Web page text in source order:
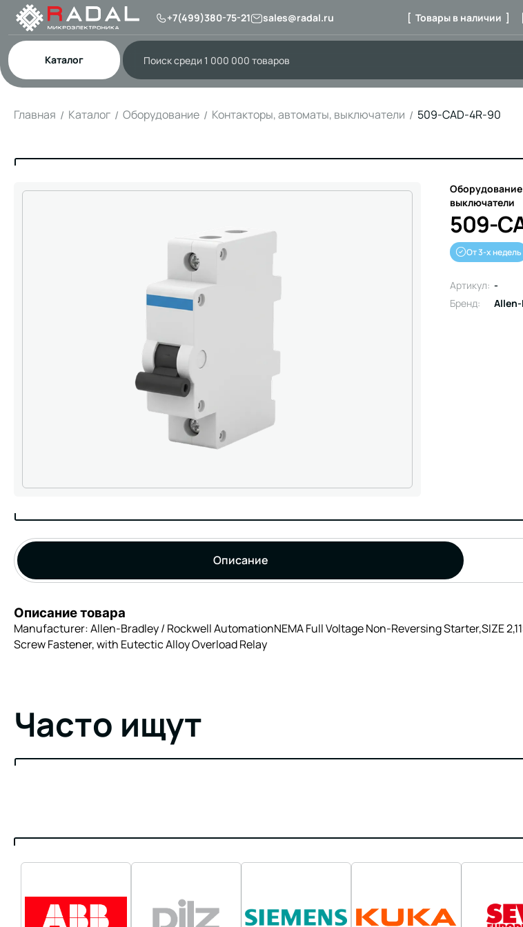
+7(499)380-75-21 sales@radal.ru [ Товары в наличии ]
Каталог
Главная Каталог Оборудование Контакторы, автоматы, выключатели 509-CAD-4R-90
выключатели
509-
От 3-х недель
Артикул: -
Бренд:
Описание
Описание товара
Manufacturer: Allen-Bradley / Rockwell AutomationNEMA Full Voltage Non-Reversing Starter,SIZE
Screw Fastener, with Eutectic Alloy Overload Relay
Часто ищут